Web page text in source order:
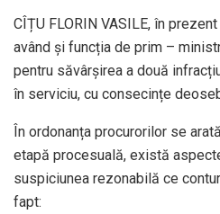
CÎȚU FLORIN VASILE, în
având și funcția de prim –
pentru săvârșirea a două
în serviciu, cu consecințe
În ordonanța procurorilor se
etapă procesuală, există
suspiciunea rezonabilă ce
fapt: